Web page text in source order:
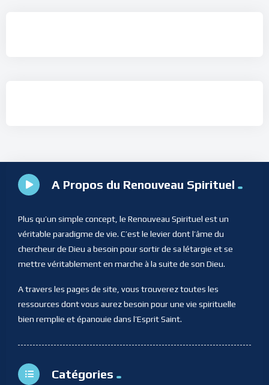
A Propos du Renouveau Spirituel
Plus qu’un simple concept, le Renouveau Spirituel est un
véritable paradigme de vie. C’est le levier dont l’âme du
chercheur de Dieu a besoin pour sortir de sa létargie et se
mettre véritablement en marche à la suite de son Dieu.
A travers les pages de site, vous trouverez toutes les
ressources dont vous aurez besoin pour une vie spirituelle
bien remplie et épanouie dans l’Esprit Saint.
Catégories